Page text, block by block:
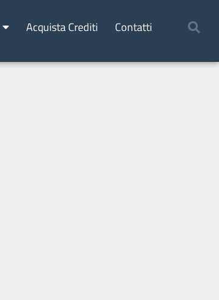
Acquista Crediti Contatti